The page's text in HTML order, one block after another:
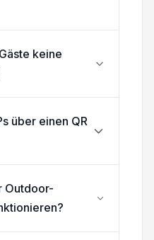
keine
über einen QR
Outdoor-